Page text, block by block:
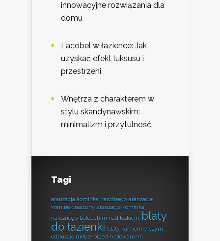
innowacyjne rozwiązania dla
domu
Lacobel w łazience: Jak
uzyskać efekt luksusu i
przestrzeni
Wnętrza z charakterem w
stylu skandynawskim:
minimalizm i przytulność
Tagi
aranżacja kominka narożnego aranżacje
kominek narożny aranżacje kominka
narożnego baldachim nad łóżkiem
blaty
do łazienki blaty kamienne czym
odtłuścić meble przed malowaniem